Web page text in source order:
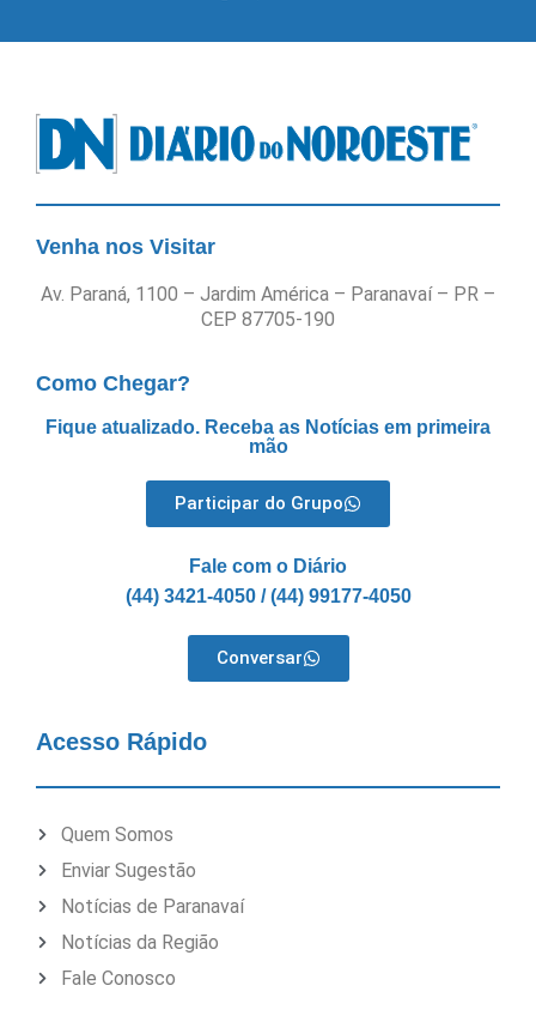
Venha nos Visitar
Av. Paraná, 1100 – Jardim América – Paranavaí – PR –
CEP 87705-190
Como Chegar?
Fique atualizado. Receba as Notícias em primeira
mão
Participar do Grupo
Fale com o Diário
(44) 3421-4050 / (44) 99177-4050
Conversar
Acesso Rápido
Quem Somos
Enviar Sugestão
Notícias de Paranavaí
Notícias da Região
Fale Conosco